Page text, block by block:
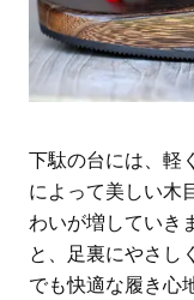
下駄の台には、軽
によって美しい木
わいが増していき
と、足裏にやさし
でも快適な履き心